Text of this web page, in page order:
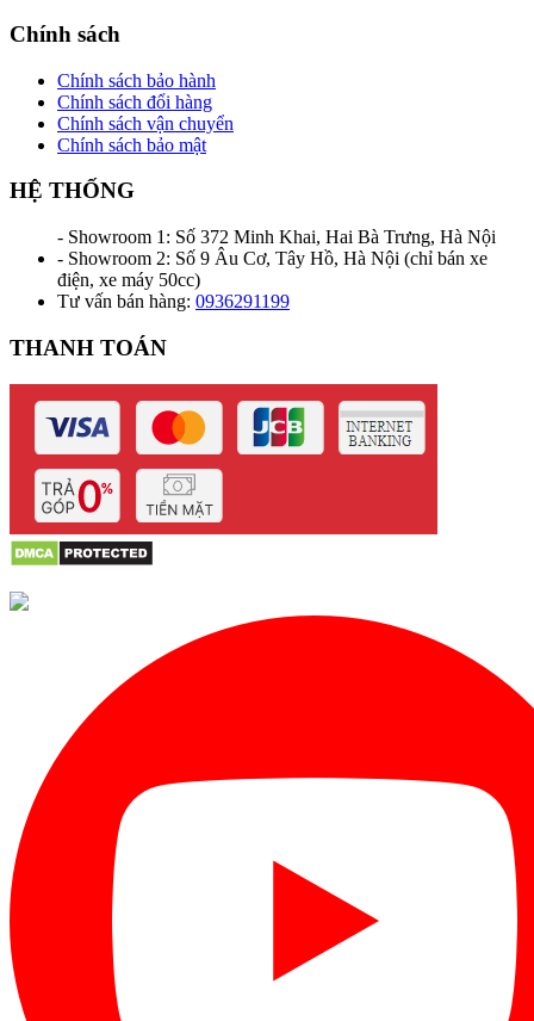
Chính sách
Chính sách bảo hành
Chính sách đổi hàng
Chính sách vận chuyển
Chính sách bảo mật
HỆ THỐNG
- Showroom 1: Số 372 Minh Khai, Hai Bà Trưng, Hà Nội
- Showroom 2: Số 9 Âu Cơ, Tây Hồ, Hà Nội (chỉ bán xe
điện, xe máy 50cc)
Tư vấn bán hàng: 0936291199
THANH TOÁN